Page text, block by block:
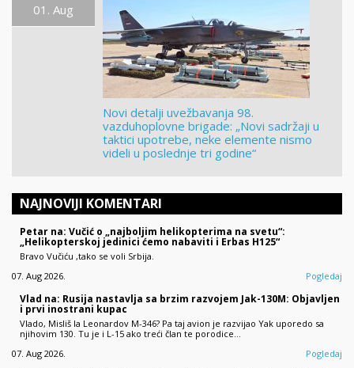
01. Aug
Novi detalji uvežbavanja 98.
vazduhoplovne brigade: „Novi sadržaji u
taktici upotrebe, neke elemente nismo
videli u poslednje tri godine“
NAJNOVIJI KOMENTARI
Petar na: Vučić o „najboljim helikopterima na svetu“:
„Helikopterskoj jedinici ćemo nabaviti i Erbas H125“
Bravo Vučiću ,tako se voli Srbija.
07. Aug 2026.
Pogledaj
Vlad na: Rusija nastavlja sa brzim razvojem Jak-130M: Objavljen
i prvi inostrani kupac
Vlado, Misliš la Leonardov M-346? Pa taj avion je razvijao Yak uporedo sa
njihovim 130. Tu je i L-15 ako treći član te porodice...
07. Aug 2026.
Pogledaj